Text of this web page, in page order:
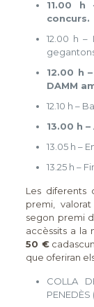
11.00
concurs.
12.00 h –
gegantons
12.00 h
DAMM
12.10 h –
13.00 h
13.05 h –
13.25 h –
Les diferents
premi,
segon premi
accèssits a la
50 €
que oferiran
COLLA